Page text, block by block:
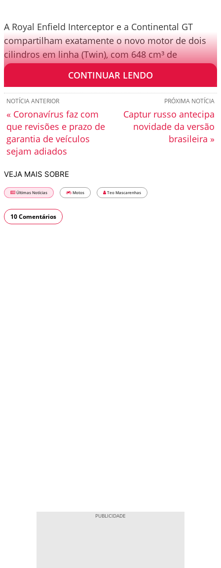
A Royal Enfield Interceptor e a Continental GT
compartilham exatamente o novo motor de dois
cilindros em linha (Twin), com 648 cm³ de
cilindrada, equipado com refrigeração a ar e óleo.
CONTINUAR LENDO
PRÓXIMA NOTÍCIA
Captur russo antecipa
novidade da versão
brasileira »
NOTÍCIA ANTERIOR
« Coronavírus faz com
que revisões e prazo de
garantia de veículos
sejam adiados
VEJA MAIS SOBRE
Últimas Notícias Motos Teo Mascarenhas
10 Comentários